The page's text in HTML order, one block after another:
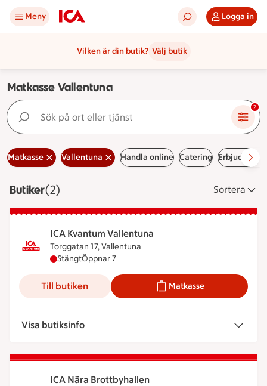
Meny Logga in
Vilken är din butik? Välj butik
Matkasse Vallentuna
Sök på ort eller tjänst 2
Matkasse Vallentuna Handla online Catering Erbjudanden
ButikerVisar 2 stycken
(2) Sortera
ICA Kvantum Vallentuna
Torggatan 17, Vallentuna
ICA Kvantum Vallentuna har stängt, öppnar
StängtÖppnar 7
Till butiken Matkasse
Visa butiksinfo
ICA Nära Brottbyhallen